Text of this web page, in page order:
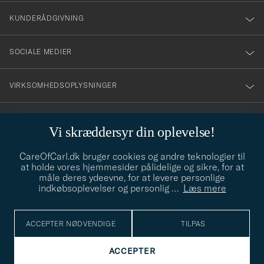
Vi skræddersyr din oplevelse!
CareOfCarl.dk bruger cookies og andre teknologier til
at holde vores hjemmesider pålidelige og sikre, for at
måle deres ydeevne, for at levere personlige
indkøbsoplevelser og personlig … Læs mere
ACCEPTER NØDVENDIGE TILPAS
ACCEPTER
nyhetsbrev!
KUNDERÅDGIVNING
SOCIALE MEDIER
VIRKSOMHEDSOPLYSNINGER
info@careofcarl.dk
Behøver du hjælp til at finde din stil? Lad os hjælpe dig, vi hjælper
gerne til!
STILRÅD